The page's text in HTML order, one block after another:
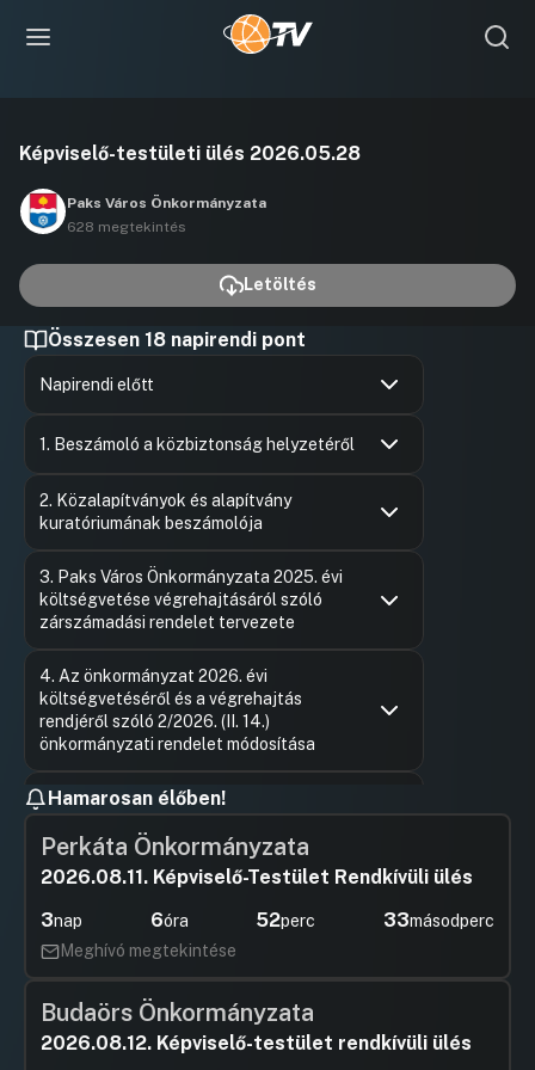
Képviselő-testületi ülés 2026.05.28
Paks Város Önkormányzata
628 megtekintés
Letöltés
Összesen 18 napirendi pont
Napirendi előtt
1. Beszámoló a közbiztonság helyzetéről
2. Közalapítványok és alapítvány
kuratóriumának beszámolója
Hozzászólások
3. Paks Város Önkormányzata 2025. évi
költségvetése végrehajtásáról szóló
zárszámadási rendelet tervezete
4. Az önkormányzat 2026. évi
költségvetéséről és a végrehajtás
rendjéről szóló 2/2026. (II. 14.)
önkormányzati rendelet módosítása
Hozzászólások
5. Az önkormányzat többségi
tulajdonában álló gazdasági társaságok
2025. évi beszámolójának jóváhagyása
HozzászólásokUgrás a napirendi pontra
Leber
Közszolgáltatási Szerződés keretein
belül a 2025. évi Közszolgáltatási
jelentés elfogadása
HozzászólásokUgrás a napirendi pontra
7. Döntés a Paks Város Önkormányzatát
érintő egyes vagyongazdálkodási
Hamarosan élőben!
Perkáta Önkormányzata
2026.08.11. Képviselő-Testület Rendkívüli ülés
3nap 6óra 52perc 33másodperc
Meghívó megtekintése
Budaörs Önkormányzata
2026.08.12. Képviselő-testület rendkívüli ülés